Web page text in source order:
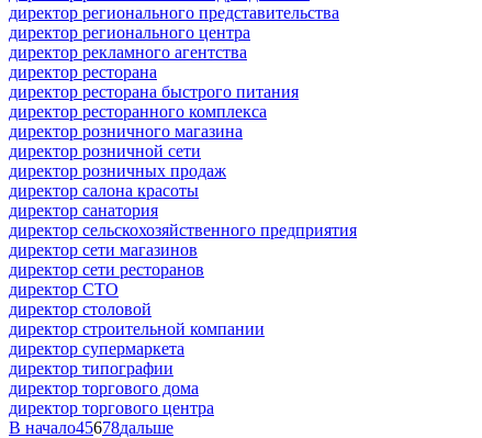
директор регионального представительства
директор регионального центра
директор рекламного агентства
директор ресторана
директор ресторана быстрого питания
директор ресторанного комплекса
директор розничного магазина
директор розничной сети
директор розничных продаж
директор салона красоты
директор санатория
директор сельскохозяйственного предприятия
директор сети магазинов
директор сети ресторанов
директор СТО
директор столовой
директор строительной компании
директор супермаркета
директор типографии
директор торгового дома
директор торгового центра
В начало45678дальше